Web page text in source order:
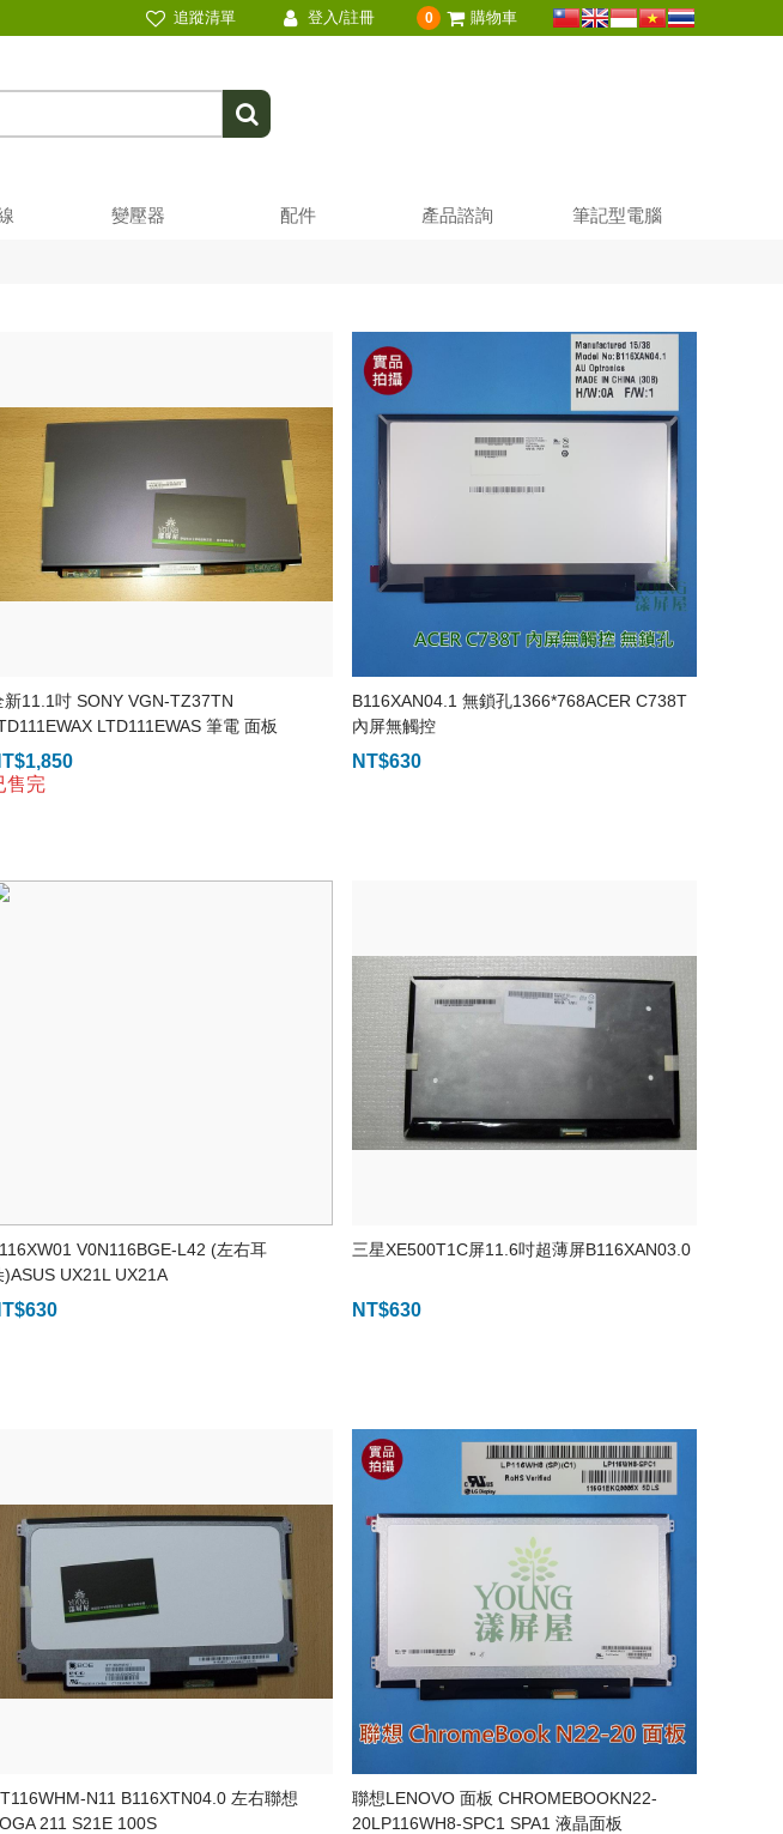
追蹤清單 登入/註冊 0 購物車
變壓器 配件 產品諮詢 筆記型電腦
新11.1吋 SONY VGN-TZ37TN
LTD111EWAS 筆電 面板
1,850
售完
B116XAN04.1 無鎖孔1366*768ACER C738T
內屏無觸控
NT$630
V0N116BGE-L42 (左右耳
)ASUS UX21L UX21A
630
三星XE500T1C屏11.6吋超薄屏B116XAN03.0
NT$630
N11 B116XTN04.0 左右聯想
211 S21E 100S
聯想LENOVO 面板 CHROMEBOOKN22-
20LP116WH8-SPC1 SPA1 液晶面板